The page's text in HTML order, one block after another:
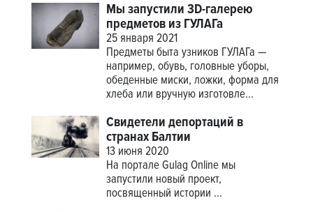
Мы запустили 3D-галерею
предметов из ГУЛАГа
25 января 2021
Предметы быта узников ГУЛАГа —
например, обувь, головные уборы,
обеденные миски, ложки, форма для
хлеба или вручную изготовле...
Свидетели депортаций в
странах Балтии
13 июня 2020
На портале Gulag Online мы
запустили новый проект,
посвященный истории ...